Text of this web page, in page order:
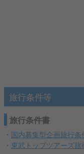
旅行条件等
旅行条件書
・ 国内募集型企画旅行条
・ 東武トップツアーズ旅